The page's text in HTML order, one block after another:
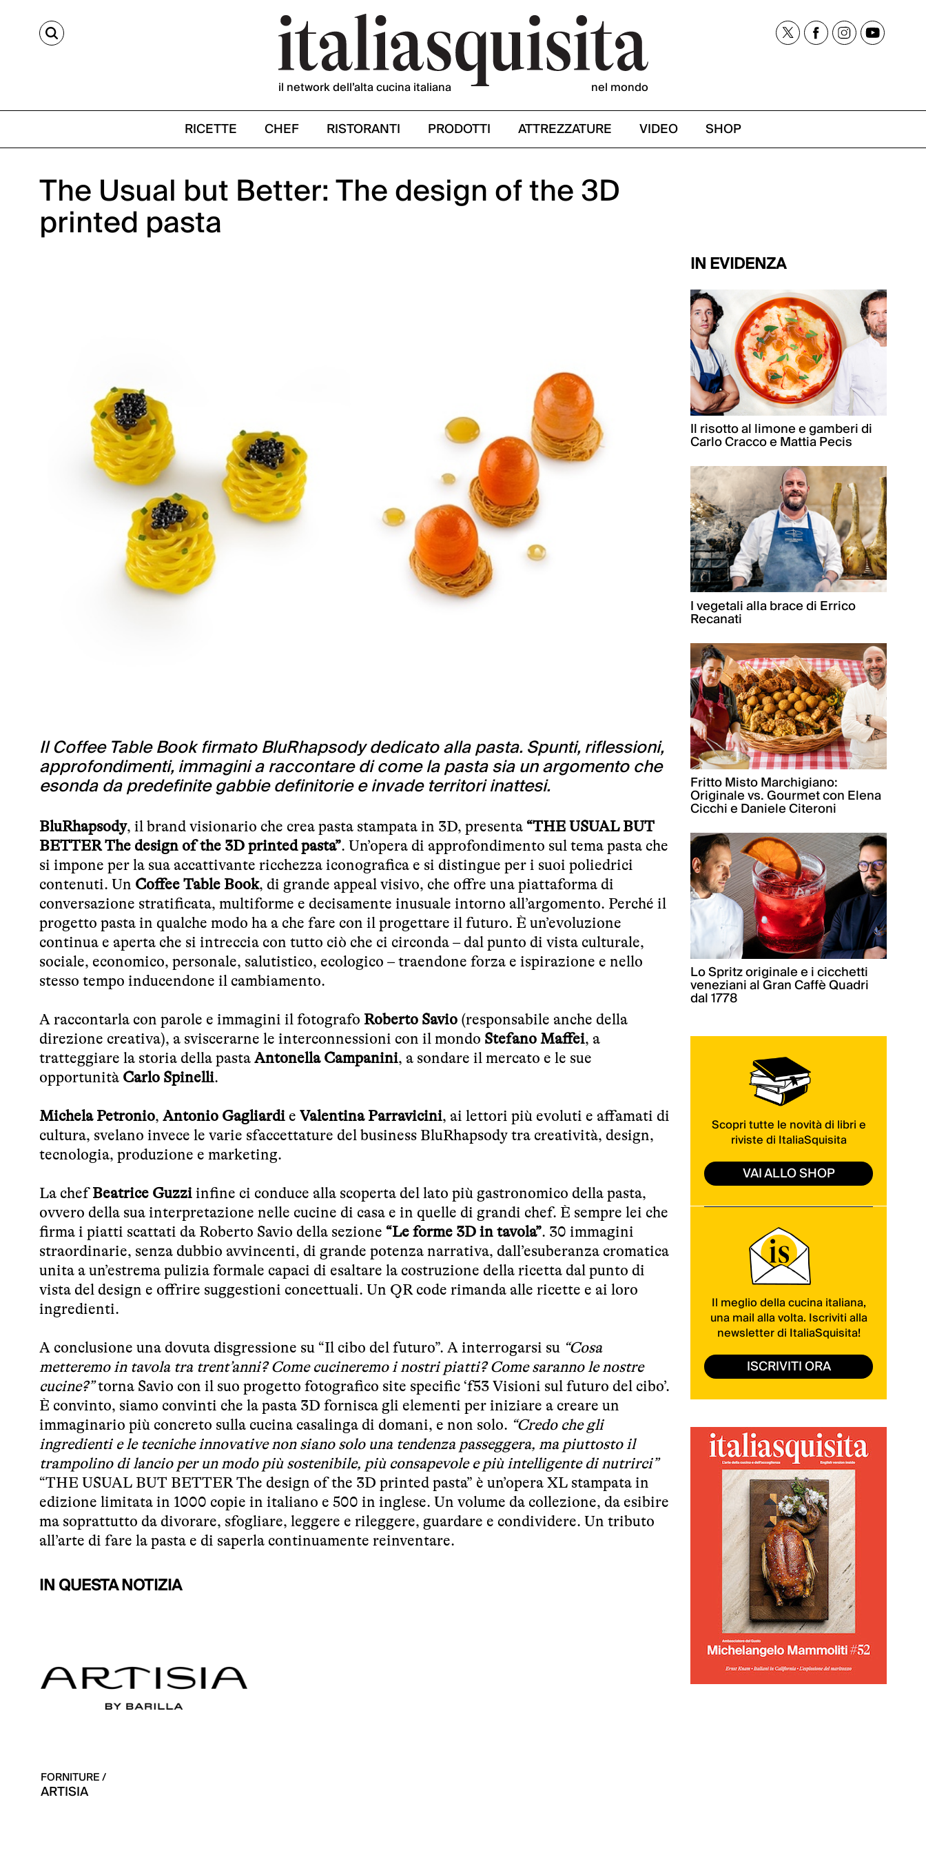
CERCA
il network dell’alta cucina italiana nel mondo
RICETTE CHEF RISTORANTI PRODOTTI ATTREZZATURE VIDEO SHOP
The Usual but Better: The design of the 3D
printed pasta
Il Coffee Table Book firmato BluRhapsody dedicato alla pasta. Spunti, riflessioni,
approfondimenti, immagini a raccontare di come la pasta sia un argomento che
esonda da predefinite gabbie definitorie e invade territori inattesi.
BluRhapsody, il brand visionario che crea pasta stampata in 3D, presenta “THE USUAL BUT
BETTER The design of the 3D printed pasta”. Un’opera di approfondimento sul tema pasta che
si impone per la sua accattivante ricchezza iconografica e si distingue per i suoi poliedrici
contenuti. Un Coffee Table Book, di grande appeal visivo, che offre una piattaforma di
conversazione stratificata, multiforme e decisamente inusuale intorno all’argomento. Perché il
progetto pasta in qualche modo ha a che fare con il progettare il futuro. È un’evoluzione
continua e aperta che si intreccia con tutto ciò che ci circonda – dal punto di vista culturale,
sociale, economico, personale, salutistico, ecologico – traendone forza e ispirazione e nello
stesso tempo inducendone il cambiamento.
A raccontarla con parole e immagini il fotografo Roberto Savio (responsabile anche della
direzione creativa), a sviscerarne le interconnessioni con il mondo Stefano Maffei, a
tratteggiare la storia della pasta Antonella Campanini, a sondare il mercato e le sue
opportunità Carlo Spinelli.
Michela Petronio, Antonio Gagliardi e Valentina Parravicini, ai lettori più evoluti e affamati di
cultura, svelano invece le varie sfaccettature del business BluRhapsody tra creatività, design,
tecnologia, produzione e marketing.
La chefBeatrice Guzzi infine ci conduce alla scoperta del lato più gastronomico della pasta,
ovvero della sua interpretazione nelle cucine di casa e in quelle di grandi chef. È sempre lei che
firma i piatti scattati da Roberto Savio della sezione “Le forme 3D in tavola”. 30 immagini
straordinarie, senza dubbio avvincenti, di grande potenza narrativa, dall’esuberanza cromatica
unita a un’estrema pulizia formale capaci di esaltare la costruzione della ricetta dal punto di
vista del design e offrire suggestioni concettuali. Un QR code rimanda alle ricette e ai loro
ingredienti.
A conclusione una dovuta disgressione su “Il cibo del futuro”. A interrogarsi su “Cosa
metteremo in tavola tra trent’anni? Come cucineremo i nostri piatti? Come saranno le nostre
cucine?”torna Savio con il suo progetto fotografico site specific ‘f53 Visioni sul futuro del cibo’.
È convinto, siamo convinti che la pasta 3D fornisca gli elementi per iniziare a creare un
immaginario più concreto sulla cucina casalinga di domani, e non solo. “Credo che gli
ingredienti e le tecniche innovative non siano solo una tendenza passeggera, ma piuttosto il
trampolino di lancio per un modo più sostenibile, più consapevole e più intelligente di nutrirci”
“THE USUAL BUT BETTER The design of the 3D printed pasta” è un’opera XL stampata in
edizione limitata in 1000 copie in italiano e 500 in inglese. Un volume da collezione, da esibire
ma soprattutto da divorare, sfogliare, leggere e rileggere, guardare e condividere. Un tributo
all’arte di fare la pasta e di saperla continuamente reinventare.
IN QUESTA NOTIZIA
FORNITURE /
ARTISIA
IN EVIDENZA
Il risotto al limone e gamberi di
Carlo Cracco e Mattia Pecis
I vegetali alla brace di Errico
Recanati
Fritto Misto Marchigiano:
Originale vs. Gourmet con Elena
Cicchi e Daniele Citeroni
Lo Spritz originale e i cicchetti
veneziani al Gran Caffè Quadri
dal 1778
Scopri tutte le novità di libri e
riviste di ItaliaSquisita
VAI ALLO SHOP
Il meglio della cucina italiana,
una mail alla volta. Iscriviti alla
newsletter di ItaliaSquisita!
ISCRIVITI ORA